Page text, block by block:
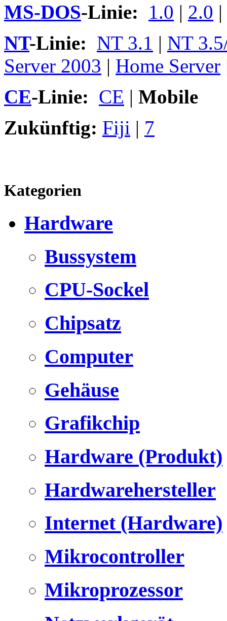
MS-DOS-Linie: 1.0 | 2.0 |
NT-Linie: NT 3.1 | NT
Server 2003 | Home Server
CE-Linie: CE | Mobile
Zukünftig: Fiji | 7
Kategorien
Hardware
Bussystem
CPU-Sockel
Chipsatz
Computer
Gehäuse
Grafikchip
Hardware (Produkt)
Hardwarehersteller
Internet (Hardware)
Mikrocontroller
Mikroprozessor